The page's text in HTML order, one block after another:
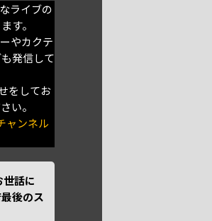
ライブの
す。
やカクテ
発信して
をしてお
い。
ャンネル
話に
後のス